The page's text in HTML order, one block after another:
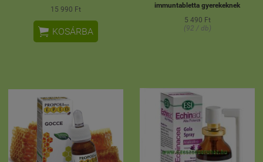
15 990 Ft
 KOSÁRBA
immuntabletta gyerekeknek
5 490 Ft
(92 / db)